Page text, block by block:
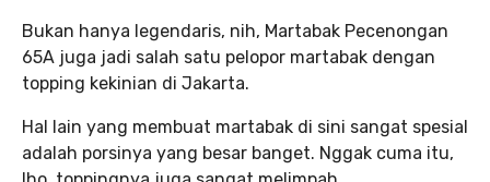
Bukan hanya legendaris, nih, Martabak Pecenongan
65A juga jadi salah satu pelopor martabak dengan
topping kekinian di Jakarta.
Hal lain yang membuat martabak di sini sangat spesial
adalah porsinya yang besar banget. Nggak cuma itu,